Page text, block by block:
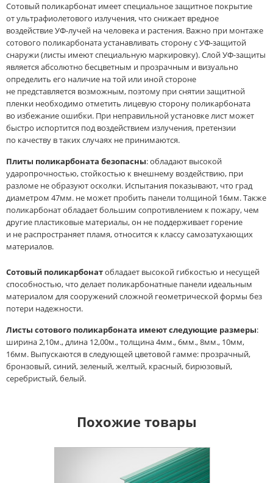
Сотовый поликарбонат имеет специальное защитное покрытие
от ультрафиолетового излучения, что снижает вредное
воздействие УФ-лучей на человека и растения. Важно при монтаже
сотового поликарбоната устанавливать сторону с УФ-защитой
снаружи (листы имеют специальную маркировку). Слой УФ-защиты
является абсолютно бесцветным и прозрачным и визуально
определить его наличие на той или иной стороне
не представляется возможным, поэтому при снятии защитной
пленки необходимо отметить лицевую сторону поликарбоната
во избежание ошибки. При неправильной установке лист может
быстро испортится под воздействием излучения, претензии
по качеству в таких случаях не принимаются.
Плиты поликарбоната безопасны: обладают высокой
ударопрочностью, стойкостью к внешнему воздействию, при
разломе не образуют осколки. Испытания показывают, что град
диаметром 47мм. не может пробить панели толщиной 16мм. Также
поликарбонат обладает большим сопротивлением к пожару, чем
другие пластиковые материалы, он не поддерживает горение
и не распространяет пламя, относится к классу самозатухающих
материалов.
Сотовый поликарбонатобладает высокой гибкостью и несущей
способностью, что делает поликарбонатные панели идеальным
материалом для сооружений сложной геометрической формы без
потери надежности.
Листы сотового поликарбоната имеют следующие размеры:
ширина 2,10м., длина 12,00м., толщина 4мм., 6мм., 8мм., 10мм,
16мм. Выпускаются в следующей цветовой гамме: прозрачный,
бронзовый, синий, зеленый, желтый, красный, бирюзовый,
серебристый, белый.
Похожие товары